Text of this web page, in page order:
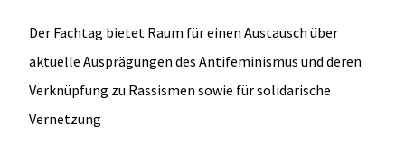
Der Fachtag bietet Raum für einen Austausch über
aktuelle Ausprägungen des Antifeminismus und deren
Verknüpfung zu Rassismen sowie für solidarische
Vernetzung